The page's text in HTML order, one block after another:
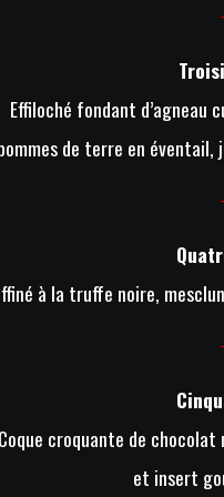
Effiloché fondant
de terre en
à la truffe noire,
croquante de
et insert